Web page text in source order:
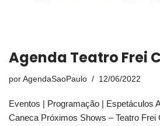
Agenda Teatro Frei
por AgendaSaoPaulo 12/06/2022
Eventos | Programação | Espetáculos
Caneca Próximos Shows – Teatro Frei